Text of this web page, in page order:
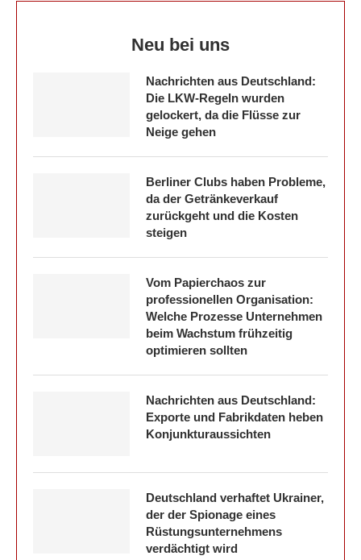
Neu bei uns
Nachrichten aus Deutschland:
Die LKW-Regeln wurden
gelockert, da die Flüsse zur
Neige gehen
Berliner Clubs haben Probleme,
da der Getränkeverkauf
zurückgeht und die Kosten
steigen
Vom Papierchaos zur
professionellen Organisation:
Welche Prozesse Unternehmen
beim Wachstum frühzeitig
optimieren sollten
Nachrichten aus Deutschland:
Exporte und Fabrikdaten heben
Konjunkturaussichten
Deutschland verhaftet Ukrainer,
der der Spionage eines
Rüstungsunternehmens
verdächtigt wird